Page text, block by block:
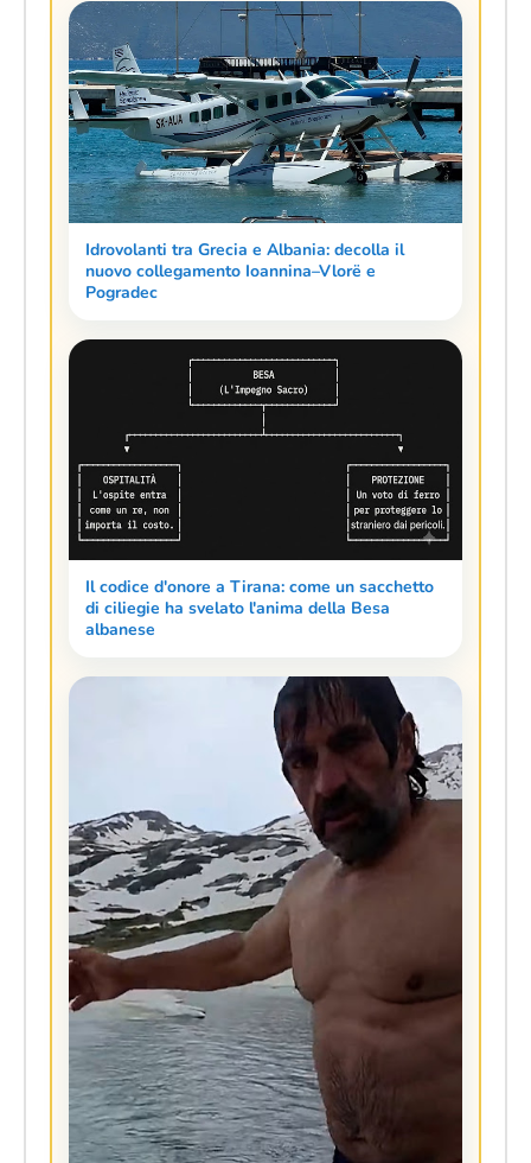
Idrovolanti tra Grecia e Albania: decolla il
nuovo collegamento Ioannina–Vlorë e
Pogradec
Il codice d'onore a Tirana: come un sacchetto
di ciliegie ha svelato l'anima della Besa
albanese